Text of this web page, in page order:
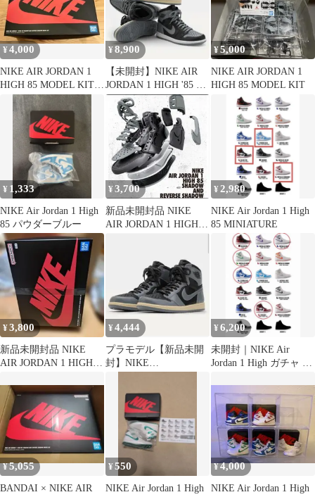
¥4,000
NIKE AIR JORDAN 1
HIGH 85 MODEL KITナ
イキ
¥8,900
【未開封】NIKE AIR
JORDAN 1 HIGH '85 S
モデルキット
¥5,000
NIKE AIR JORDAN 1
HIGH 85 MODEL KIT
¥ 1,333
NIKE Air Jordan 1 High
85 パウダーブルー
¥3,700
新品未開封品 NIKE
AIR JORDAN 1 HIGH
¥ 2,980
NIKE Air Jordan 1 High
85 MINIATURE
¥3,800
新品未開封品 NIKE
AIR JORDAN 1 HIGH
¥4,444
プラモデル【新品未開
封】NIKE
¥6,200
未開封｜NIKE Air
Jordan 1 High ガチャ 5
¥5,055
BANDAI × NIKE AIR
¥550
NIKE Air Jordan 1 High
¥4,000
NIKE Air Jordan 1 High